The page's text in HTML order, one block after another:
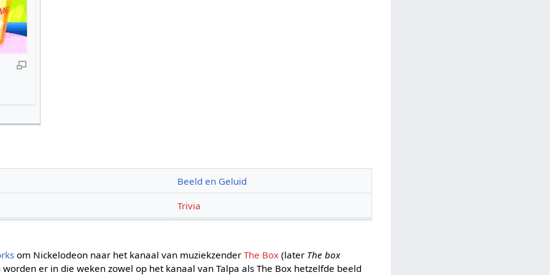
Beeld en Geluid
Trivia
om Nickelodeon naar het kanaal van muziekzenderThe Box (later The box
er in die weken zowel op het kanaal van Talpa als The Box hetzelfde beeld